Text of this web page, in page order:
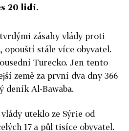
20 lidí.
zásahy vlády proti
opouští stále více obyvatel.
Turecko. Jen tento
země za první dva dny 366
deník Al-Bawaba.
uteklo ze Sýrie od
17 a půl tisíce obyvatel.